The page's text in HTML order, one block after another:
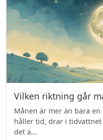
Vilken riktning går
Månen är mer än bara
håller tid, drar i
det ä...